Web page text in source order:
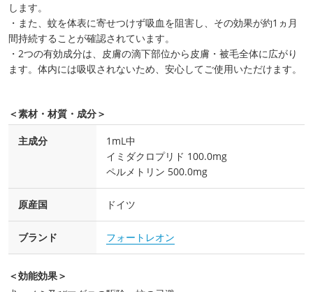
します。
・また、蚊を体表に寄せつけず吸血を阻害し、その効果が約1ヵ月
間持続することが確認されています。
・2つの有効成分は、皮膚の滴下部位から皮膚・被毛全体に広がり
ます。体内には吸収されないため、安心してご使用いただけます。
＜素材・材質・成分＞
主成分
1mL中
イミダクロプリド 100.0mg
ペルメトリン 500.0mg
原産国 ドイツ
ブランド フォートレオン
＜効能効果＞